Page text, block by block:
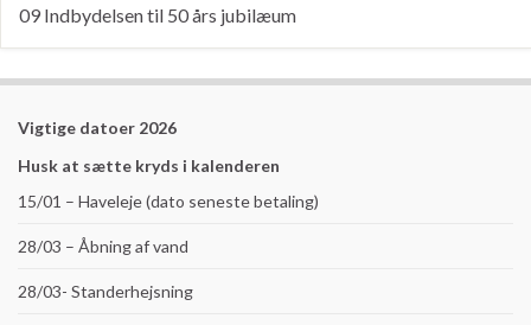
09 Indbydelsen til 50 års jubilæum
Vigtige datoer 2026
Husk at sætte kryds i kalenderen
15/01 – Haveleje (dato seneste betaling)
28/03 – Åbning af vand
28/03- Standerhejsning